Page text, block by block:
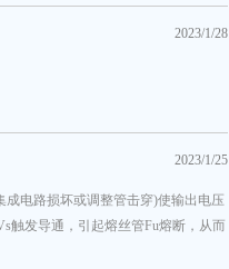
2023/1/28
2023/1/25
电路损坏或调整管击穿)使输出电压
触发导通，引起熔丝管Fu熔断，从而